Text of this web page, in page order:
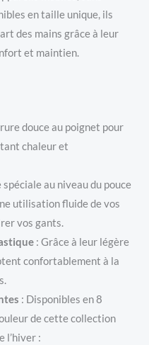
en taille unique, ils
des mains grâce à leur
et maintien.
douce au poignet pour
chaleur et
au niveau du pouce
utilisation fluide de vos
vos gants.
: Grâce à leur légère
confortablement à la
: Disponibles en 8
de cette collection
l’hiver :